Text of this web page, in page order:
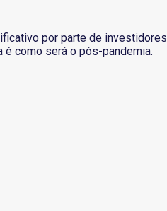
por parte de investidores
é como será o pós-pandemia.